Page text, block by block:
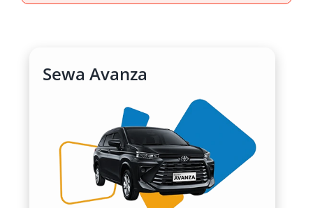
— mulai dari rute kota hingga wilayah ke luar
Avanza Jayapura sangat dibutuhkan untuk
1. Fleksibilitas Tinggi Sesuai
Kebutuhan
Layanan rental Avanza Jayapura dari penyedia
Sewa Avanza